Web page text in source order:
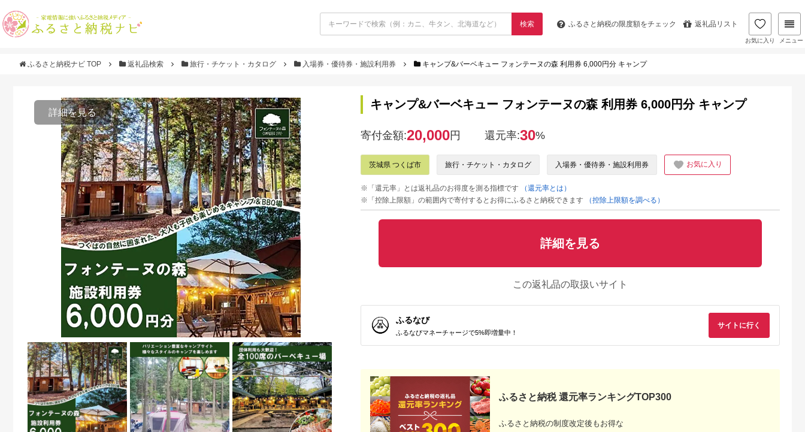
検索 ふるさと納税の限度額をチェック 返礼品リスト
お気に入り メニュー
ふるさと納税ナビ TOP 返礼品検索 旅行・チケット・カタログ 入場券・優待券・施設利用券 キャンプ&バーベキュー フォンテーヌの森 利用券 6,000円分 キャンプ
詳細を見る
キャンプ&バーベキュー フォンテーヌの森 利用券 6,000円分 キャンプ
寄付金額:20,000円 還元率:30%
茨城県 つくば市 旅行・チケット・カタログ 入場券・優待券・施設利用券 お気に入り
※「還元率」とは返礼品のお得度を測る指標です
（還元率とは）
※「控除上限額」の範囲内で寄付するとお得にふるさと納税できます
（控除上限額を調べる）
詳細を見る
この返礼品の取扱いサイト
ふるなび
ふるなびマネーチャージで5%即増量中！
サイトに行く
ふるさと納税 還元率ランキングTOP300
ふるさと納税の制度改定後もお得な